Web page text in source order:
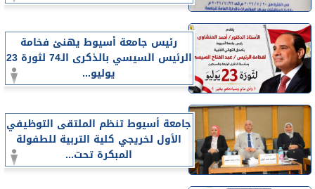
رئيس جامعة أسيوط يهنئ فخامة
الرئيس السيسي بالذكرى الـ74 لثورة 23
يوليو...
جامعة أسيوط تنظم الملتقى التوظيفي
الأول لخريجي كلية التربية للطفولة
المبكرة تحت...